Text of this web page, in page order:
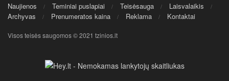
Naujienos Teminiai puslapiai Teisėsauga
Laisvalaikis
Archyvas
Prenumeratos kaina Reklama Kontaktai
Visos teisės saugomos © 2021 tzinios.lt